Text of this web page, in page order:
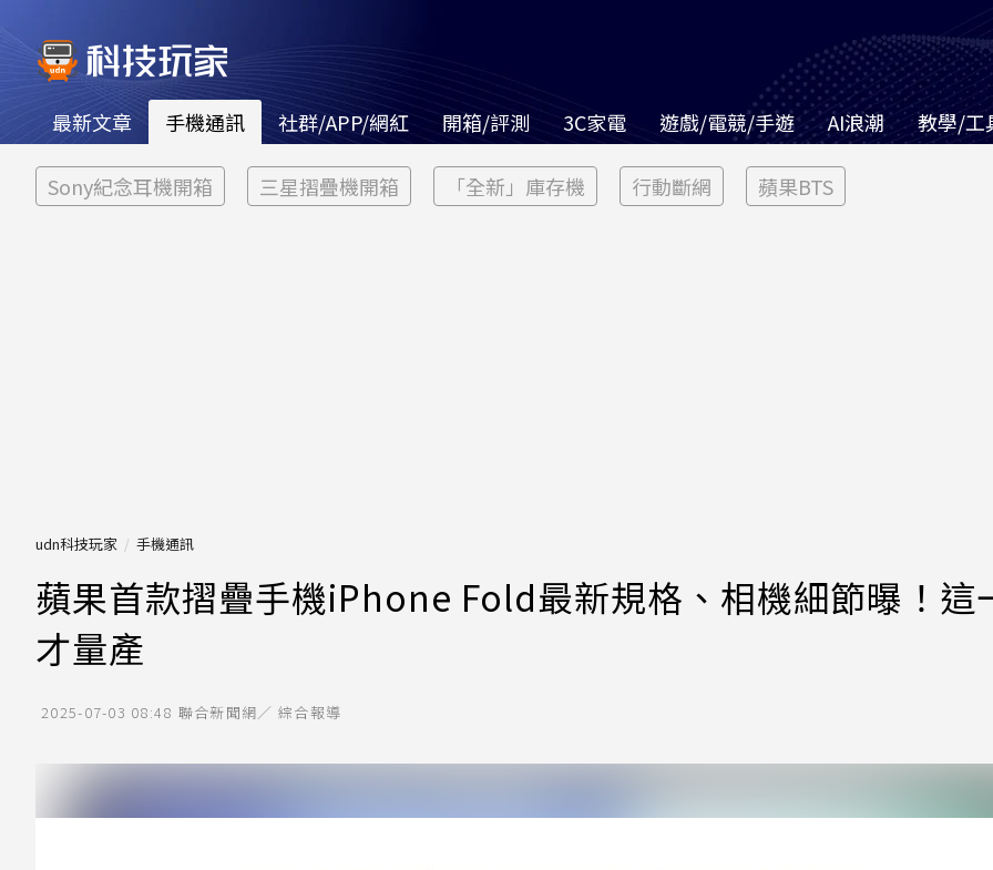
最新文章 手機通訊 社群/APP/網紅 開箱/評測 3C家電 遊戲/電競/手遊 AI浪潮 教學/工
Sony紀念耳機開箱 三星摺疊機開箱 「全新」庫存機 行動斷網 蘋果BTS
udn科技玩家 手機通訊
蘋果首款摺疊手機iPhone Fold最新規格、相機細節曝！這
才量產
2025-07-03 08:48 聯合新聞網／ 綜合報導